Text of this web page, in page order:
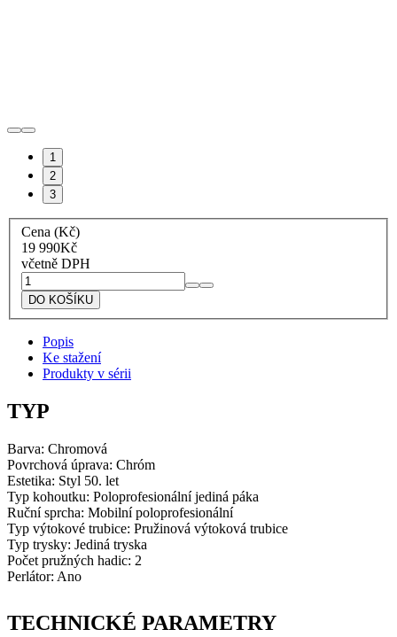
1
2
3
Cena (Kč)
19 990Kč
včetně DPH
Smeg
Vodovodní
baterie
množství
DO KOŠÍKU
Popis
Ke stažení
Produkty v sérii
TYP
Barva: Chromová
Povrchová úprava: Chróm
Estetika: Styl 50. let
Typ kohoutku: Poloprofesionální jediná páka
Ruční sprcha: Mobilní poloprofesionální
Typ výtokové trubice: Pružinová výtoková trubice
Typ trysky: Jediná tryska
Počet pružných hadic: 2
Perlátor: Ano
TECHNICKÉ PARAMETRY